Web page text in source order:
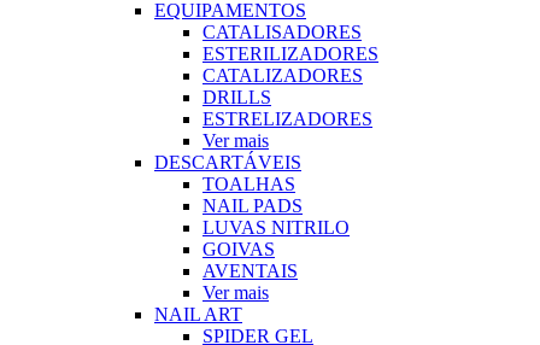
EQUIPAMENTOS
CATALISADORES
ESTERILIZADORES
CATALIZADORES
DRILLS
ESTRELIZADORES
Ver mais
DESCARTÁVEIS
TOALHAS
NAIL PADS
LUVAS NITRILO
GOIVAS
AVENTAIS
Ver mais
NAIL ART
SPIDER GEL